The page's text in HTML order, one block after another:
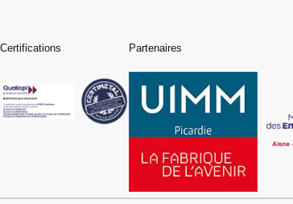
Certifications Partenaires